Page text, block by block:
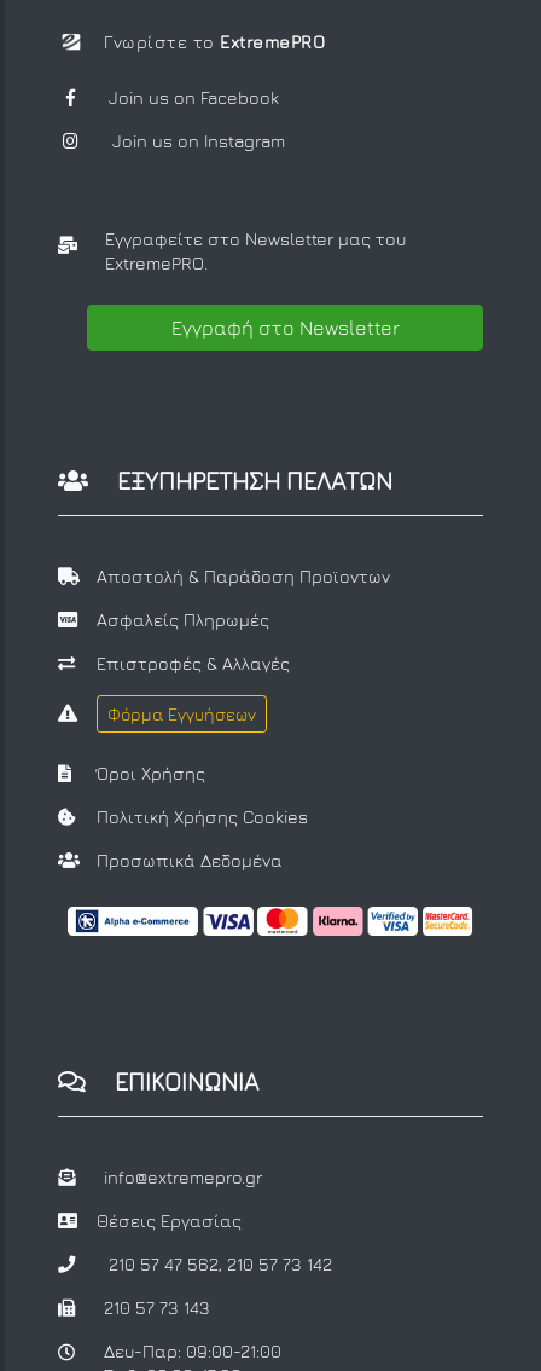
Γνωρίστε το ExtremePRO
Join us on Facebook
Join us on Instagram
Εγγραφείτε στο Newsletter μας του
ExtremePRO.
Εγγραφή στο Newsletter
ΕΞΥΠΗΡΕΤΗΣΗ ΠΕΛΑΤΩΝ
Αποστολή & Παράδοση Προϊοντων
Ασφαλείς Πληρωμές
Επιστροφές & Αλλαγές
Φόρμα Εγγυήσεων
Όροι Χρήσης
Πολιτική Χρήσης Cookies
Προσωπικά Δεδομένα
ΕΠΙΚΟΙΝΩΝΙΑ
info@extremepro.gr
Θέσεις Εργασίας
210 57 47 562, 210 57 73 142
210 57 73 143
Δευ-Παρ: 09:00-21:00